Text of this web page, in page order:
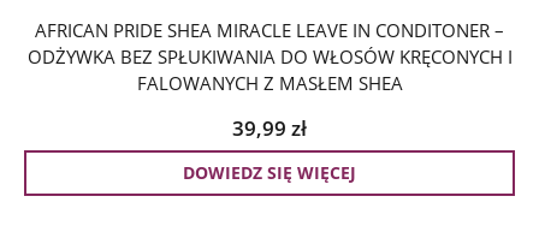
AFRICAN PRIDE SHEA MIRACLE LEAVE IN CONDITONER –
ODŻYWKA BEZ SPŁUKIWANIA DO WŁOSÓW KRĘCONYCH I
FALOWANYCH Z MASŁEM SHEA
39,99 zł
DOWIEDZ SIĘ WIĘCEJ